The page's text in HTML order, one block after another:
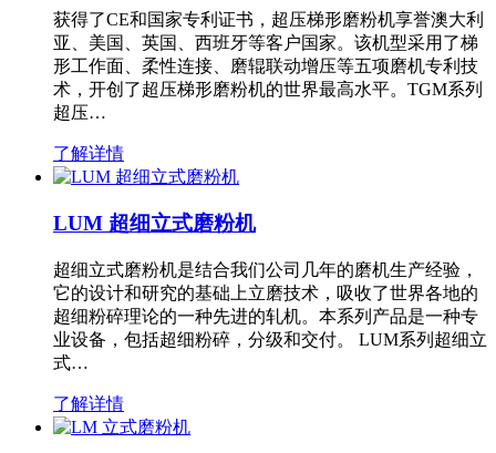
获得了CE和国家专利证书，超压梯形磨粉机享誉澳大利
亚、美国、英国、西班牙等客户国家。该机型采用了梯
形工作面、柔性连接、磨辊联动增压等五项磨机专利技
术，开创了超压梯形磨粉机的世界最高水平。TGM系列
超压…
了解详情
LUM 超细立式磨粉机
超细立式磨粉机是结合我们公司几年的磨机生产经验，
它的设计和研究的基础上立磨技术，吸收了世界各地的
超细粉碎理论的一种先进的轧机。本系列产品是一种专
业设备，包括超细粉碎，分级和交付。 LUM系列超细立
式…
了解详情